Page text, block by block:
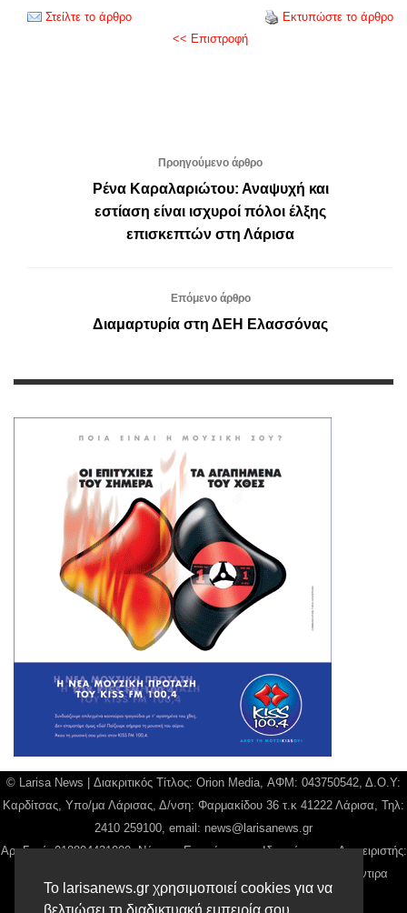
Το larisanews.gr χρησιμοποιεί cookies για να
Στείλτε το άρθρο
Εκτυπώστε το άρθρο
<< Επιστροφή
Προηγούμενο άρθρο
Ρένα Καραλαριώτου: Αναψυχή και
εστίαση είναι ισχυροί πόλοι έλξης
επισκεπτών στη Λάρισα
Επόμενο άρθρο
Διαμαρτυρία στη ΔΕΗ Ελασσόνας
© Larisa News | Διακριτικός Τίτλος: Orion Media, ΑΦΜ: 043750542, Δ.Ο.Υ:
Καρδίτσας, Υπο/μα Λάρισας, Δ/νση: Φαρμακίδου 36 τ.κ 41222 Λάρισα, Τηλ:
2410 259100, email: news@larisanews.gr
Αρ. Γεμή: 018804431000, Νόμιμος Εκπρόσωπος, Ιδιοκτήτης και Διαχειριστής:
Παναγιώτης Φιλίππου, Διευθύντρια: Γιαννουσά Βασιλική, Διευθύντιρα
Σύνταξης: Μπαλαμπάνη Βασιλική.